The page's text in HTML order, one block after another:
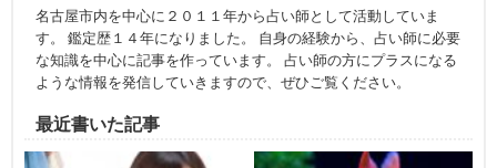
名古屋市内を中心に２０１１年から占い師として活動していま
す。 鑑定歴１４年になりました。 自身の経験から、占い師に必要
な知識を中心に記事を作っています。 占い師の方にプラスになる
ような情報を発信していきますので、ぜひご覧ください。
最近書いた記事